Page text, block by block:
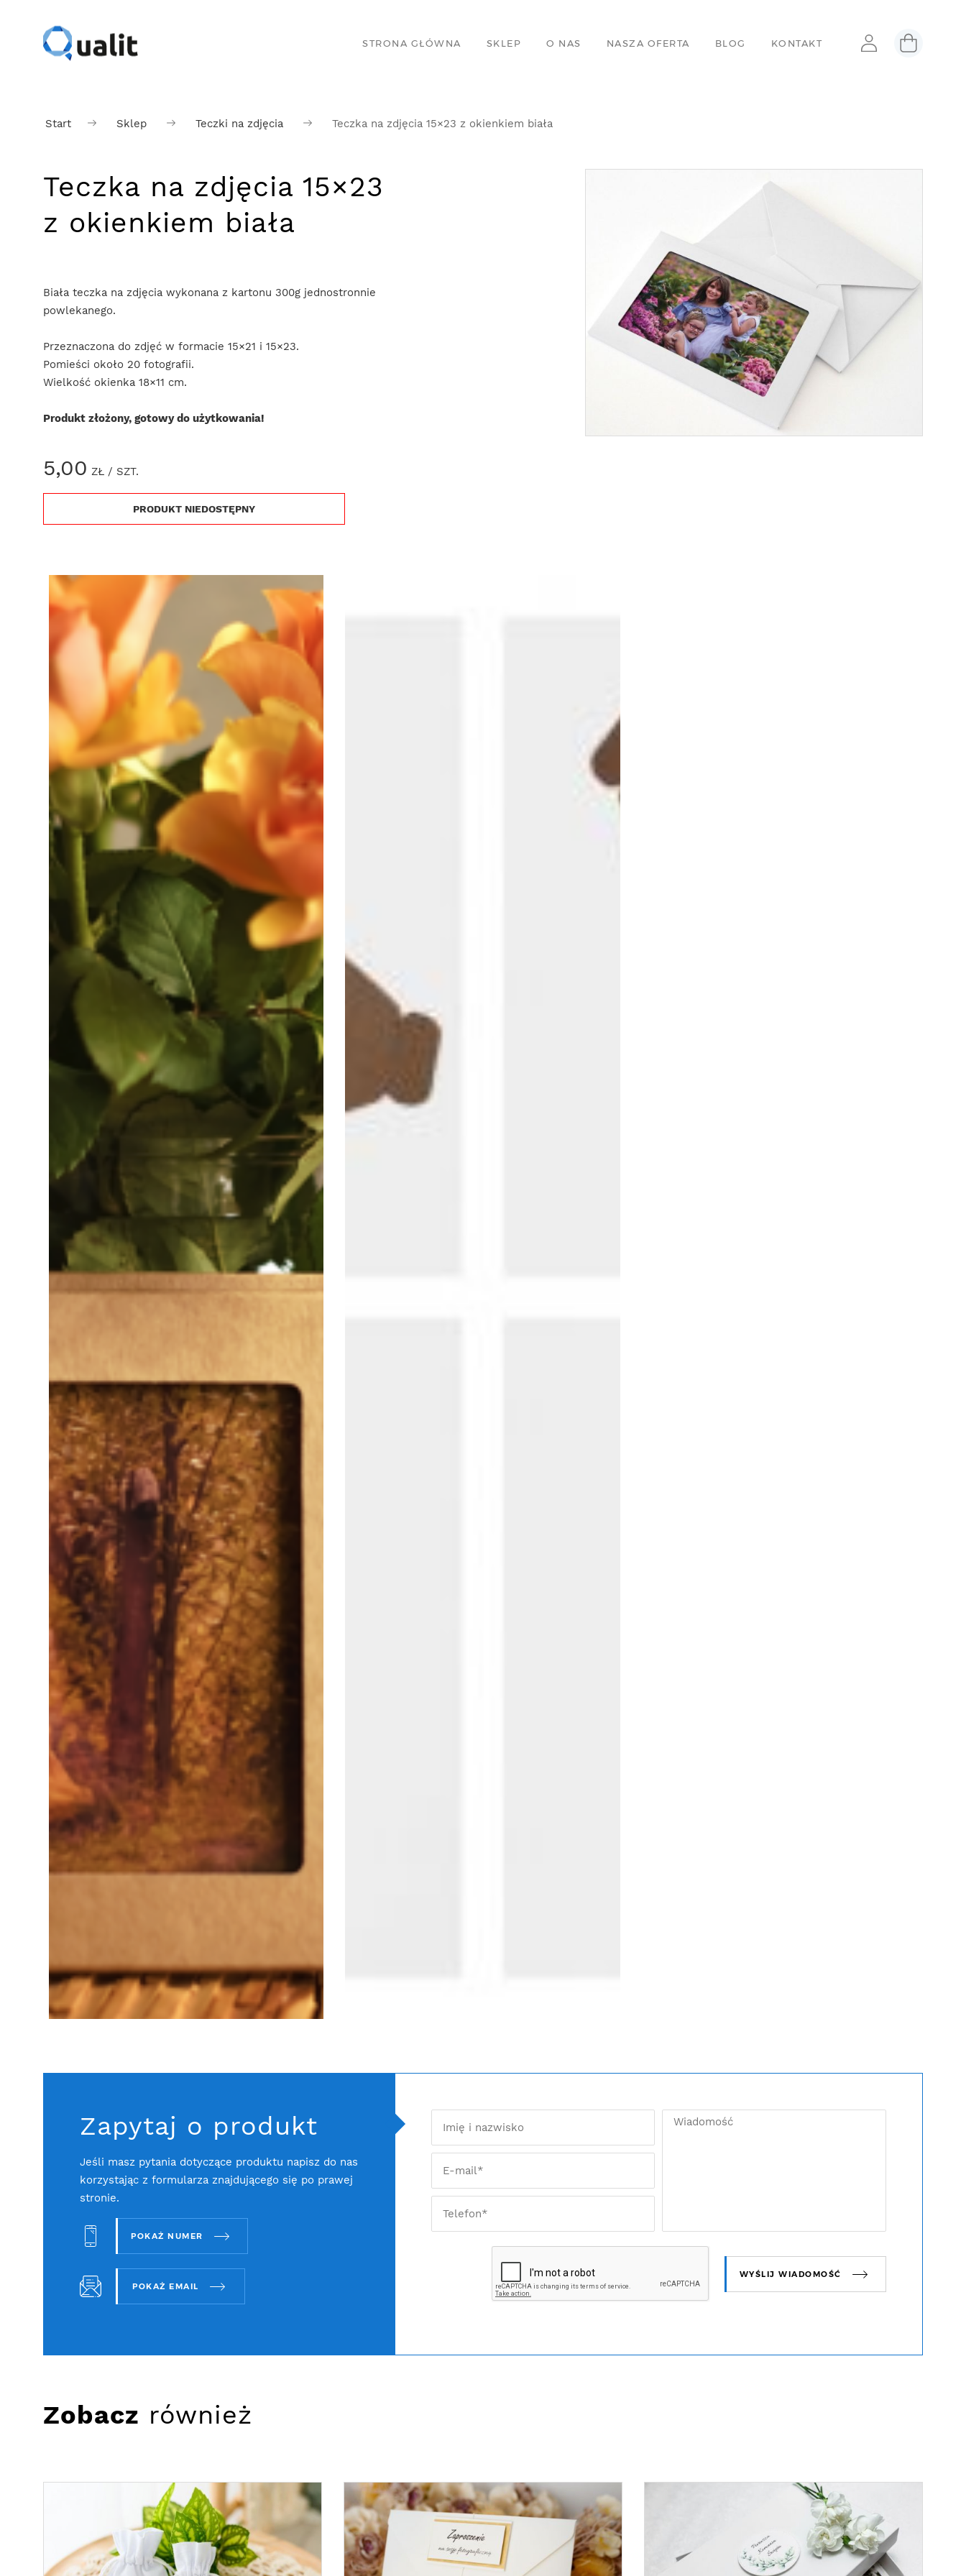
STRONA GŁÓWNA SKLEP O NAS NASZA OFERTA BLOG KONTAKT
Start Sklep Teczki na zdjęcia Teczka na zdjęcia 15×23 z okienkiem biała
Teczka na zdjęcia 15×23
z okienkiem biała
Biała teczka na zdjęcia wykonana z kartonu 300g jednostronnie
powlekanego.
Przeznaczona do zdjęć w formacie 15×21 i 15×23.
Pomieści około 20 fotografii.
Wielkość okienka 18×11 cm.
Produkt złożony, gotowy do użytkowania!
5,00 ZŁ / SZT.
PRODUKT NIEDOSTĘPNY
Zapytaj o produkt
Jeśli masz pytania dotyczące produktu napisz do nas
korzystając z formularza znajdującego się po prawej
stronie.
POKAŻ NUMER
POKAŻ EMAIL
WYŚLIJ WIADOMOŚĆ
Zobacz również